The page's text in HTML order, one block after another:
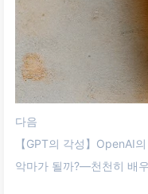
다음
【GPT의 각성】OpenAI
악마가 될까?—천천히 배